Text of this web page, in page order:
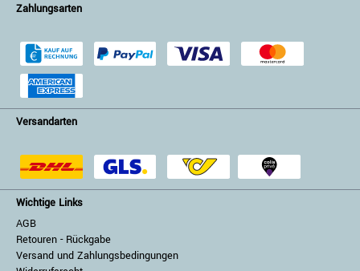
Zahlungsarten
Versandarten
Wichtige Links
AGB
Retouren - Rückgabe
Versand und Zahlungsbedingungen